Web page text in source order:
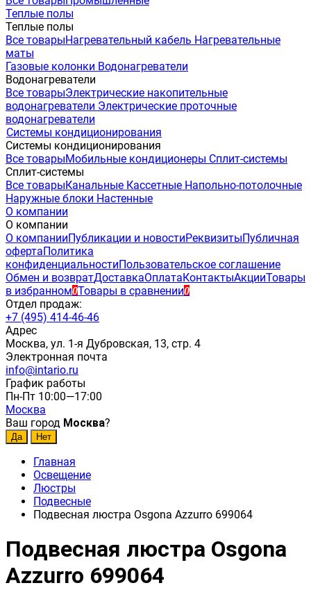
Теплые полы
Теплые полы
Все товарыНагревательный кабель Нагревательные
маты
Газовые колонки Водонагреватели
Водонагреватели
Все товарыЭлектрические накопительные
водонагреватели Электрические проточные
водонагреватели
Системы кондиционирования
Системы кондиционирования
Все товарыМобильные кондиционеры Сплит-системы
Сплит-системы
Все товарыКанальные Кассетные Напольно-потолочные
Наружные блоки Настенные
О компании
О компании
О компанииПубликации и новостиРеквизитыПубличная
офертаПолитика
конфиденциальностиПользовательское соглашение
Обмен и возвратДоставкаОплатаКонтактыАкцииТовары
в избранном0Товары в сравнении0
Отдел продаж:
+7 (495) 414-46-46
Адрес
Москва, ул. 1-я Дубровская, 13, стр. 4
Электронная почта
info@intario.ru
График работы
Пн-Пт 10:00—17:00
Москва
Ваш город Москва?
Главная
Освещение
Люстры
Подвесные
Подвесная люстра Osgona Azzurro 699064
Подвесная люстра Osgona
Azzurro 699064